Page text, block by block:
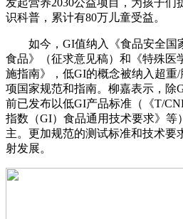
识科普，累计有80万儿童受益。
如今，GI值纳入《食品安全国
食品》（征求意见稿）和《特殊医
施指南》，低GI的概念被纳入超重
项国家规范和指南。柳嘉表示，除
前已发布以低GI产品标准（《T/
指数（GI）食品通用技术要求》等
主。更加规范的测试标准和技术要
射发展。